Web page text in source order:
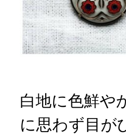
白地に色鮮や
に思わず目が